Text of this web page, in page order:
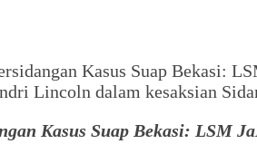
Lincoln dalam kesaksian
Kasus Suap Bekasi: LSM